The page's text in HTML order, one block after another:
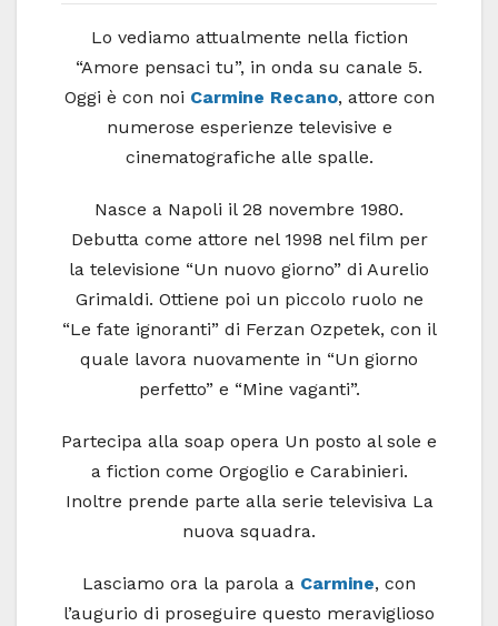
Lo vediamo attualmente nella fiction
“Amore pensaci tu”, in onda su canale 5.
Oggi è con noi Carmine Recano, attore con
numerose esperienze televisive e
cinematografiche alle spalle.
Nasce a Napoli il 28 novembre 1980.
Debutta come attore nel 1998 nel film per
la televisione “Un nuovo giorno” di Aurelio
Grimaldi. Ottiene poi un piccolo ruolo ne
“Le fate ignoranti” di Ferzan Ozpetek, con il
quale lavora nuovamente in “Un giorno
perfetto” e “Mine vaganti”.
Partecipa alla soap opera Un posto al sole e
a fiction come Orgoglio e Carabinieri.
Inoltre prende parte alla serie televisiva La
nuova squadra.
Lasciamo ora la parola a Carmine, con
l’augurio di proseguire questo meraviglioso